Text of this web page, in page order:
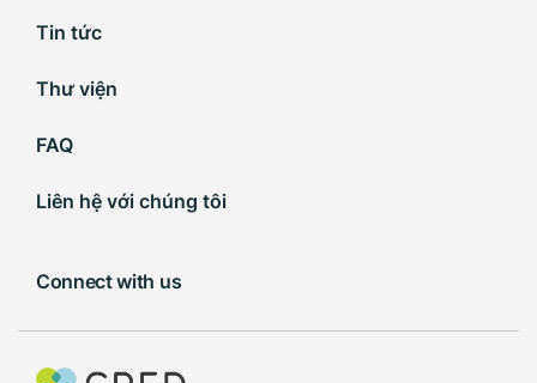
Tin tức
Thư viện
FAQ
Liên hệ với chúng tôi
Connect with us